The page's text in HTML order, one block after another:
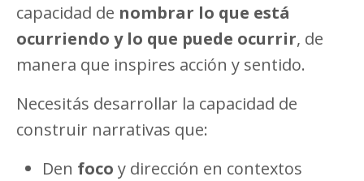
capacidad de nombrar lo que está
ocurriendo y lo que puede ocurrir, de
manera que inspires acción y sentido.
Necesitás desarrollar la capacidad de
construir narrativas que:
Den foco y dirección en contextos